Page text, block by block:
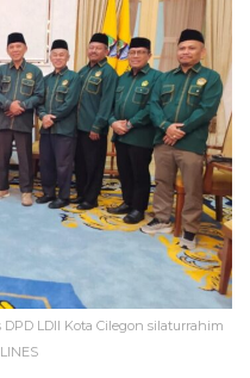
LDII Kota Cilegon silaturrahim